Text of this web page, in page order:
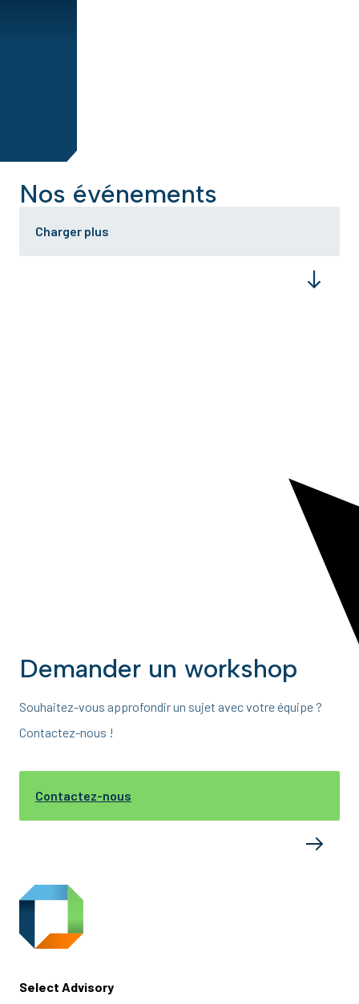
Nos événements
Charger plus
Demander un workshop
Souhaitez-vous approfondir un sujet avec votre équipe ?
Contactez-nous !
Contactez-nous
Select Advisory